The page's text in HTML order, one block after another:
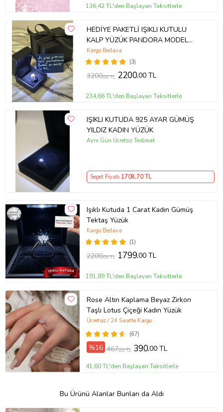
136,42 TL'den Başlayan Taksitlerle
HEDİYE PAKETLİ IŞIKLI KUTULU
KALP YÜZÜK PANDORA MODEL
YÜZÜK
(3)
Kargo Bedava
3200,00 TL 2200,00 TL
234,66 TL'den Başlayan Taksitlerle
IŞIKLI KUTUDA 925 AYAR GÜMÜŞ
YILDIZ KADIN YÜZÜK
Aynı Gün Ücretsiz Teslimat
Sepet Fiyatı 1708,70 TL
Işıklı Kutuda 1 Carat Kadın Gümüş
Tektaş Yüzük
(1)
Kargo Bedava
2200,00 TL 1799,00 TL
191,89 TL'den Başlayan Taksitlerle
Rose Altın Kaplama Beyaz Zirkon
Taşlı Lotus Çiçeği Kadın Yüzük
(67)
Ücretsiz / 24 Saatte Kargo
%16 467,00 TL 390,00 TL
41,60 TL'den Başlayan Taksitlerle
Bu Ürünü Alanlar Bunları da Aldı